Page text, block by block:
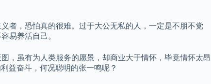
者，恐怕真的很难。过于大公无私的人，一定是不朋不党
易养活自己。
，虽有为人类服务的愿景，却商业大于情怀，毕竟情怀太昂
益奋斗，何况聪明的张一鸣呢？